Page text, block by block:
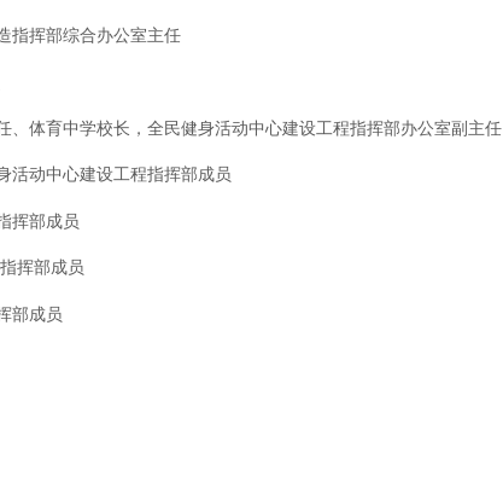
指挥部综合办公室主任
、体育中学校长，全民健身活动中心建设工程指挥部办公室副主任
活动中心建设工程指挥部成员
挥部成员
挥部成员
部成员